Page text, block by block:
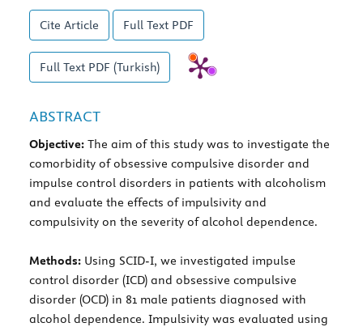
Cite Article Full Text PDF
Full Text PDF (Turkish)
ABSTRACT
Objective: The aim of this study was to investigate the
comorbidity of obsessive compulsive disorder and
impulse control disorders in patients with alcoholism
and evaluate the effects of impulsivity and
compulsivity on the severity of alcohol dependence.
Methods: Using SCID-I, we investigated impulse
control disorder (ICD) and obsessive compulsive
disorder (OCD) in 81 male patients diagnosed with
alcohol dependence. Impulsivity was evaluated using